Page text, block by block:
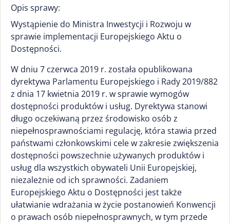
Opis sprawy:
Wystąpienie do Ministra Inwestycji i Rozwoju w
sprawie implementacji Europejskiego Aktu o
Dostępności.
W dniu 7 czerwca 2019 r. została opublikowana
dyrektywa Parlamentu Europejskiego i Rady 2019/882
z dnia 17 kwietnia 2019 r. w sprawie wymogów
dostępności produktów i usług. Dyrektywa stanowi
długo oczekiwaną przez środowisko osób z
niepełnosprawnościami regulację, która stawia przed
państwami członkowskimi cele w zakresie zwiększenia
dostępności powszechnie używanych produktów i
usług dla wszystkich obywateli Unii Europejskiej,
niezależnie od ich sprawności. Zadaniem
Europejskiego Aktu o Dostępności jest także
ułatwianie wdrażania w życie postanowień Konwencji
o prawach osób niepełnosprawnych, w tym przede